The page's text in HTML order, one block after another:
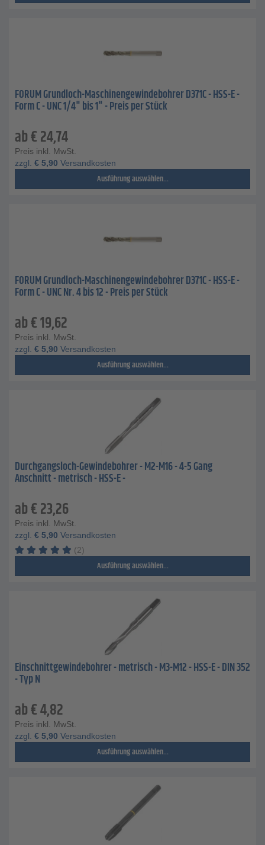
FORUM Grundloch-Maschinengewindebohrer D371C - HSS-E -
Form C - UNC 1/4" bis 1" - Preis per Stück
ab€24,74
Preis inkl. MwSt.
zzgl. € 5,90 Versandkosten
Ausführung auswählen...
FORUM Grundloch-Maschinengewindebohrer D371C - HSS-E -
Form C - UNC Nr. 4 bis 12 - Preis per Stück
ab€19,62
Preis inkl. MwSt.
zzgl. € 5,90 Versandkosten
Ausführung auswählen...
Durchgangsloch-Gewindebohrer - M2-M16 - 4-5 Gang
Anschnitt - metrisch - HSS-E -
ab€23,26
Preis inkl. MwSt.
zzgl. € 5,90 Versandkosten
(2)
Ausführung auswählen...
Einschnittgewindebohrer - metrisch - M3-M12 - HSS-E - DIN 352
- Typ N
ab€4,82
Preis inkl. MwSt.
zzgl. € 5,90 Versandkosten
Ausführung auswählen...